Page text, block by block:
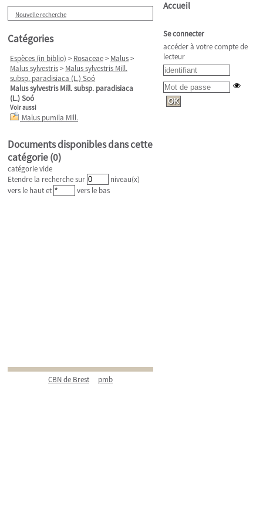
Nouvelle recherche
Catégories
Espèces (in biblio) > Rosaceae> Malus>
Malus sylvestris> Malus sylvestris Mill.
subsp. paradisiaca (L.) Soó
Malus sylvestris Mill. subsp. paradisiaca
(L.) Soó
Voir aussi
Malus pumila Mill.
Documents disponibles dans cette
catégorie (0)
catégorie vide
Etendre la recherche sur
niveau(x)
vers le haut et
vers le bas
CBN de Brest pmb
Accueil
Se connecter
accéder à votre compte de
lecteur